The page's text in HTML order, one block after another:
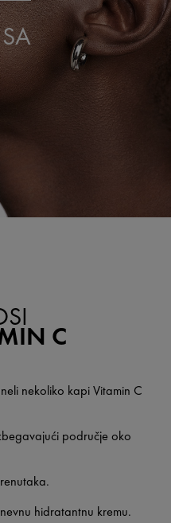
C
nekoliko kapi Vitamin C
područje oko
hidratantnu kremu.